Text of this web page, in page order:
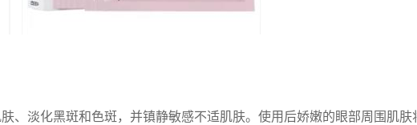
、淡化黑斑和色斑，并镇静敏感不适肌肤。使用后娇嫩的眼部周围肌肤